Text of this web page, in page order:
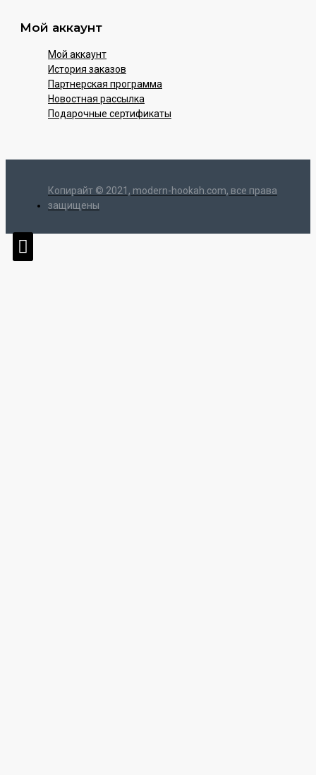
Мой аккаунт
Мой аккаунт
История заказов
Партнерская программа
Новостная рассылка
Подарочные сертификаты
Копирайт © 2021, modern-hookah.com, все права
защищены